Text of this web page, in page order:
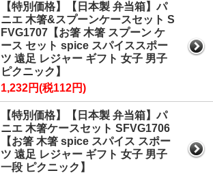
【特別価格】【日本製 弁当箱】パ
ニエ 木箸&スプーンケースセット S
FVG1707【お箸 木箸 スプーン ケ
ース セット spice スパイススポー
ツ 遠足 レジャー ギフト 女子 男子
ピクニック】
1,232円(税112円)
【特別価格】【日本製 弁当箱】パ
ニエ 木箸ケースセット SFVG1706
【お箸 木箸 spice スパイス スポー
ツ 遠足 レジャー ギフト 女子 男子
一段 ピクニック】